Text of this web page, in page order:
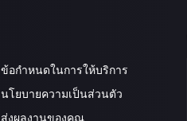
ข้อกำหนดในการให้บริการ
นโยบายความเป็นส่วนตัว
ส่งผลงานของคุณ